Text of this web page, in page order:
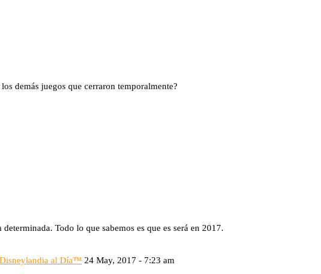
demás juegos que cerraron temporalmente?
Todo lo que sabemos es que es será en 2017.
Disneylandia al Día™ 24 May, 2017 - 7:23 am